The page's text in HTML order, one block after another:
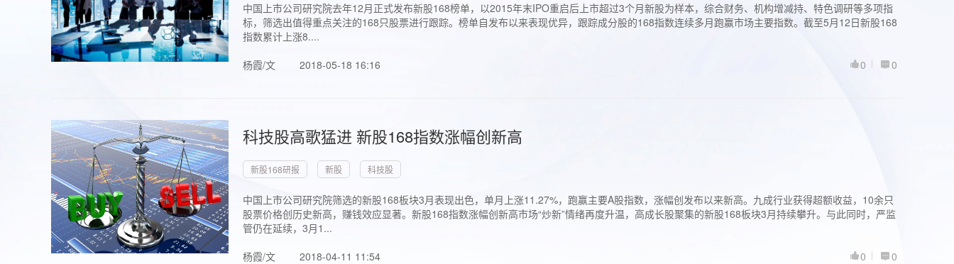
中国上市公司研究院去年12月正式发布新股168榜单，以2015年末IPO重启后上市超过3个月新股为样本，综合财务、机构增减持、特色调研等多项指
标，筛选出值得重点关注的168只股票进行跟踪。榜单自发布以来表现优异，跟踪成分股的168指数连续多月跑赢市场主要指数。截至5月12日新股168
指数累计上涨8....
杨霞/文
2018-05-18 16:16 0
0
科技股高歌猛进 新股168指数涨幅创新高
新股168研报 新股 科技股
中国上市公司研究院筛选的新股168板块3月表现出色，单月上涨11.27%，跑赢主要A股指数，涨幅创发布以来新高。九成行业获得超额收益，10余只
股票价格创历史新高，赚钱效应显著。新股168指数涨幅创新高市场“炒新”情绪再度升温，高成长股聚集的新股168板块3月持续攀升。与此同时，严监
管仍在延续，3月1...
杨霞/文
2018-04-11 11:54 0
0